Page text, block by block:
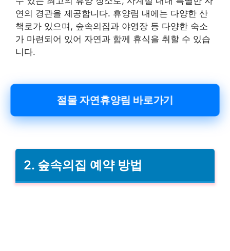
연의 경관을 제공합니다. 휴양림 내에는 다양한 산
책로가 있으며, 숲속의집과 야영장 등 다양한 숙소
가 마련되어 있어 자연과 함께 휴식을 취할 수 있습
니다.
절물 자연휴양림 바로가기
2. 숲속의집 예약 방법